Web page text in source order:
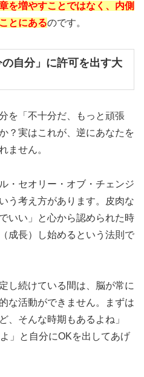
を増やすことではなく、内側
とにあるのです。
自分」に許可を出す大
を「不十分だ、もっと頑張
？実はこれが、逆にあなたを
ません。
・セオリー・オブ・チェンジ
う考え方があります。皮肉な
いい」と心から認められた時
成長）し始める という法則で
し続けている間は、脳が常に
な活動ができません。まずは
、そんな時期もあるよね」
」と自分にOKを出してあげ